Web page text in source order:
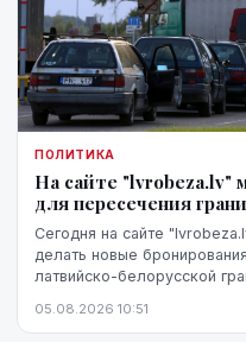
ПОЛИТИКА
На сайте "lvrobeza.lv"
для пересечения
Сегодня на сайте
делать новые
латвийско-белорусской
05.08.2026 10:51